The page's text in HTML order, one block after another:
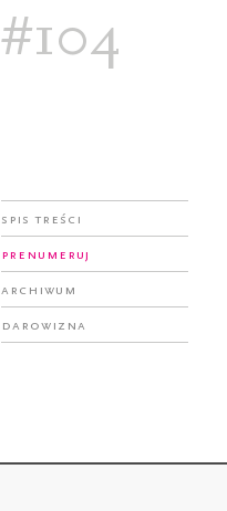
#104
Spis treści
Prenumeruj
Archiwum
Darowizna